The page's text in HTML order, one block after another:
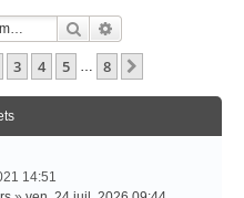
Rechercher
8
3 4 5 … 8
14:51